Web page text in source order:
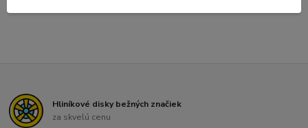
Hliníkové disky bežných značiek
za skvelú cenu